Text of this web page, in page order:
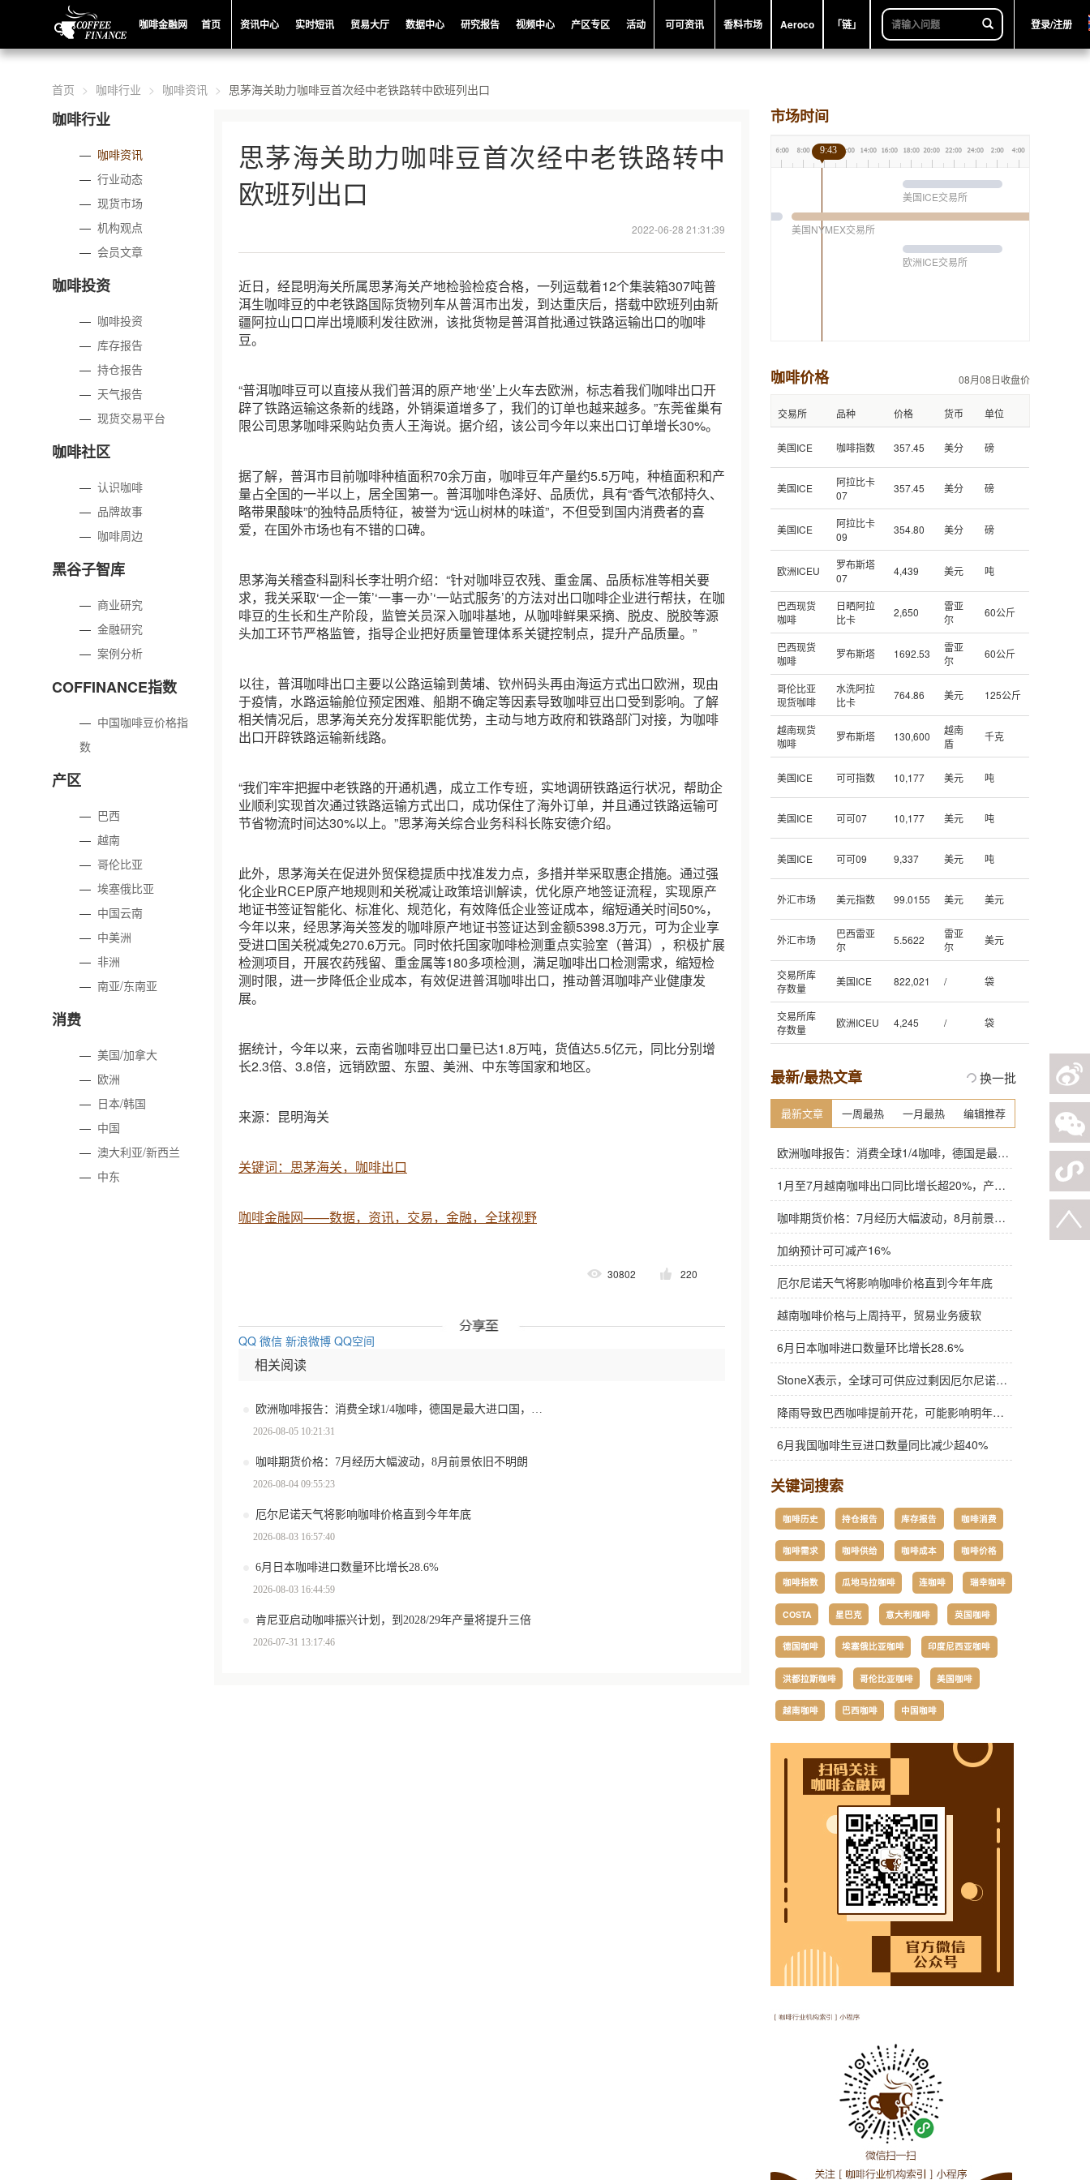
咖啡金融网 首页 资讯中心 实时短讯 贸易大厅 数据中心 研究报告 视频中心 产区专区 活动 可可资讯 香料市场 Aeroco 「链」 登录/注册
首页 咖啡行业 咖啡资讯 思茅海关助力咖啡豆首次经中老铁路转中欧班列出口
咖啡行业
— 咖啡资讯
—行业动态
—现货市场
—机构观点
—会员文章
咖啡投资
— 咖啡投资
— 库存报告
—持仓报告
— 天气报告
—现货交易平台
咖啡社区
—认识咖啡
— 品牌故事
— 咖啡周边
黑谷子智库
— 商业研究
—金融研究
—案例分析
COFFINANCE指数
— 中国咖啡豆价格指
数
产区
— 巴西
—越南
—哥伦比亚
—埃塞俄比亚
— 中国云南
— 中美洲
—非洲
—南亚/东南亚
消费
—美国/加拿大
— 欧洲
— 日本/韩国
— 中国
— 澳大利亚/新西兰
— 中东
思茅海关助力咖啡豆首次经中老铁路转中
欧班列出口
2022-06-28 21:31:39
近日，经昆明海关所属思茅海关产地检验检疫合格，一列运载着12个集装箱307吨普
洱生咖啡豆的中老铁路国际货物列车从普洱市出发，到达重庆后，搭载中欧班列由新
疆阿拉山口口岸出境顺利发往欧洲，该批货物是普洱首批通过铁路运输出口的咖啡
豆。
“普洱咖啡豆可以直接从我们普洱的原产地‘坐’上火车去欧洲，标志着我们咖啡出口开
辟了铁路运输这条新的线路，外销渠道增多了，我们的订单也越来越多。”东莞雀巢有
限公司思茅咖啡采购站负责人王海说。据介绍，该公司今年以来出口订单增长30%。
据了解，普洱市目前咖啡种植面积70余万亩，咖啡豆年产量约5.5万吨，种植面积和产
量占全国的一半以上，居全国第一。普洱咖啡色泽好、品质优，具有“香气浓郁持久、
略带果酸味”的独特品质特征，被誉为“远山树林的味道”，不但受到国内消费者的喜
爱，在国外市场也有不错的口碑。
思茅海关稽查科副科长李壮明介绍：“针对咖啡豆农残、重金属、品质标准等相关要
求，我关采取‘一企一策’‘一事一办’‘一站式服务’的方法对出口咖啡企业进行帮扶，在咖
啡豆的生长和生产阶段，监管关员深入咖啡基地，从咖啡鲜果采摘、脱皮、脱胶等源
头加工环节严格监管，指导企业把好质量管理体系关键控制点，提升产品质量。”
以往，普洱咖啡出口主要以公路运输到黄埔、钦州码头再由海运方式出口欧洲，现由
于疫情，水路运输舱位预定困难、船期不确定等因素导致咖啡豆出口受到影响。了解
相关情况后，思茅海关充分发挥职能优势，主动与地方政府和铁路部门对接，为咖啡
出口开辟铁路运输新线路。
“我们牢牢把握中老铁路的开通机遇，成立工作专班，实地调研铁路运行状况，帮助企
业顺利实现首次通过铁路运输方式出口，成功保住了海外订单，并且通过铁路运输可
节省物流时间达30%以上。”思茅海关综合业务科科长陈安德介绍。
此外，思茅海关在促进外贸保稳提质中找准发力点，多措并举采取惠企措施。通过强
化企业RCEP原产地规则和关税减让政策培训解读，优化原产地签证流程，实现原产
地证书签证智能化、标准化、规范化，有效降低企业签证成本，缩短通关时间50%，
今年以来，经思茅海关签发的咖啡原产地证书签证达到金额5398.3万元，可为企业享
受进口国关税减免270.6万元。同时依托国家咖啡检测重点实验室（普洱），积极扩展
检测项目，开展农药残留、重金属等180多项检测，满足咖啡出口检测需求，缩短检
测时限，进一步降低企业成本，有效促进普洱咖啡出口，推动普洱咖啡产业健康发
展。
据统计，今年以来，云南省咖啡豆出口量已达1.8万吨，货值达5.5亿元，同比分别增
长2.3倍、3.8倍，远销欧盟、东盟、美洲、中东等国家和地区。
来源：昆明海关
关键词：思茅海关，咖啡出口
咖啡金融网——数据，资讯，交易，金融，全球视野
30802 220
QQ 微信 新浪微博 QQ空间
相关阅读
2026-08-05 10:21:31
咖啡期货价格：7月经历大幅波动，8月前景依旧不明朗
2026-08-04 09:55:23
厄尔尼诺天气将影响咖啡价格直到今年年底
2026-08-03 16:57:40
6月日本咖啡进口数量环比增长28.6%
2026-08-03 16:44:59
肯尼亚启动咖啡振兴计划，到2028/29年产量将提升三倍
2026-07-31 13:17:46
市场时间
美国ICE交易所
美国NYMEX交易所
欧洲ICE交易所
9:43
咖啡价格 08月08日收盘价
交易所 品种 价格 货币 单位
美国ICE 咖啡指数 357.45 美分 磅
美国ICE
阿拉比卡
07
357.45 美分 磅
美国ICE
阿拉比卡
09
354.80 美分 磅
欧洲ICEU
罗布斯塔
07
4,439 美元 吨
巴西现货
咖啡
日晒阿拉
比卡
2,650
雷亚
尔
60公斤
巴西现货
咖啡
罗布斯塔 1692.53
雷亚
尔
60公斤
哥伦比亚
现货咖啡
水洗阿拉
比卡
764.86 美元 125公斤
越南现货
咖啡
罗布斯塔 130,600
越南
盾
千克
美国ICE 可可指数 10,177 美元 吨
美国ICE 可可07 10,177 美元 吨
美国ICE 可可09 9,337 美元 吨
外汇市场 美元指数 99.0155 美元 美元
外汇市场
巴西雷亚
尔
5.5622
雷亚
尔
美元
交易所库
存数量
美国ICE 822,021 / 袋
交易所库
存数量
欧洲ICEU 4,245 / 袋
最新/最热文章 换一批
最新文章 一周最热 一月最热 编辑推荐
欧洲咖啡报告：消费全球1/4咖啡，德国是最大进口国，意大利在烘焙咖啡生产中领先
1月至7月越南咖啡出口同比增长超20%，产量也将是过去四年来最高
咖啡期货价格：7月经历大幅波动，8月前景依旧不明朗
加纳预计可可减产16%
厄尔尼诺天气将影响咖啡价格直到今年年底
越南咖啡价格与上周持平，贸易业务疲软
6月日本咖啡进口数量环比增长28.6%
StoneX表示，全球可可供应过剩因厄尔尼诺而萎缩
降雨导致巴西咖啡提前开花，可能影响明年产量，造成近期价格波动极不稳定
6月我国咖啡生豆进口数量同比减少超40%
关键词搜索
咖啡历史 持仓报告 库存报告 咖啡消费
咖啡需求 咖啡供给 咖啡成本 咖啡价格
咖啡指数 瓜地马拉咖啡 连咖啡 瑞幸咖啡
COSTA 星巴克 意大利咖啡 英国咖啡
德国咖啡 埃塞俄比亚咖啡 印度尼西亚咖啡
洪都拉斯咖啡 哥伦比亚咖啡 美国咖啡
越南咖啡 巴西咖啡 中国咖啡